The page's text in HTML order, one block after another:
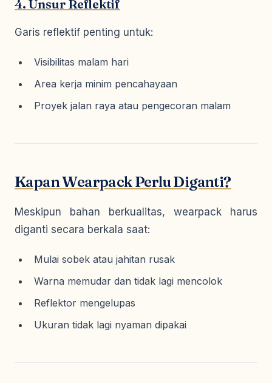
4. Unsur Reflektif
Garis reflektif penting untuk:
Visibilitas malam hari
Area kerja minim pencahayaan
Proyek jalan raya atau pengecoran malam
Kapan Wearpack Perlu Diganti?
Meskipun bahan berkualitas, wearpack harus
diganti secara berkala saat:
Mulai sobek atau jahitan rusak
Warna memudar dan tidak lagi mencolok
Reflektor mengelupas
Ukuran tidak lagi nyaman dipakai